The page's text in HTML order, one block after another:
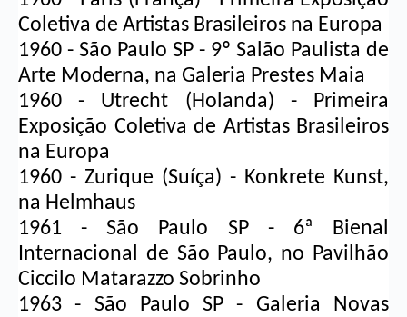
Coletiva de Artistas Brasileiros na Europa
1960 - São Paulo SP - 9º Salão Paulista de
Arte Moderna, na Galeria Prestes Maia
1960 - Utrecht (Holanda) - Primeira
Exposição Coletiva de Artistas Brasileiros
na Europa
1960 - Zurique (Suíça) - Konkrete Kunst,
na Helmhaus
1961 - São Paulo SP - 6ª Bienal
Internacional de São Paulo, no Pavilhão
Ciccilo Matarazzo Sobrinho
1963 - São Paulo SP - Galeria Novas